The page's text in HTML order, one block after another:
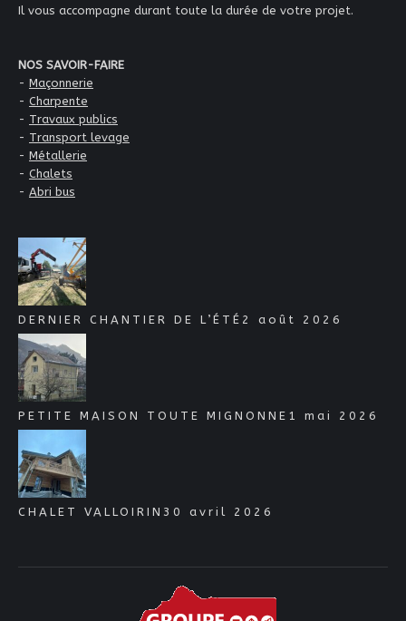
Il vous accompagne durant toute la durée de votre projet.
NOS SAVOIR-FAIRE
- Maçonnerie
- Charpente
- Travaux publics
- Transport levage
- Métallerie
- Chalets
- Abri bus
DERNIER CHANTIER DE L’ÉTÉ 2 août 2026
PETITE MAISON TOUTE MIGNONNE 1 mai 2026
CHALET VALLOIRIN 30 avril 2026